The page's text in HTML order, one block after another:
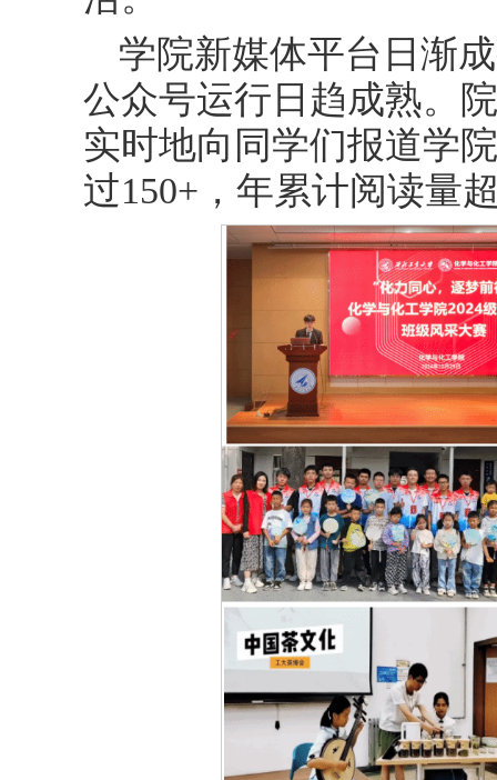
学院新媒体平台日渐
公众号运行日趋成熟。
实时地向同学们报道学
过150+，年累计阅读量